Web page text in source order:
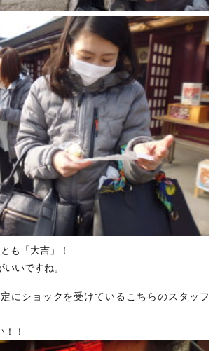
も「大吉」！
いですね。
にショックを受けているこちらのスタッフ
！